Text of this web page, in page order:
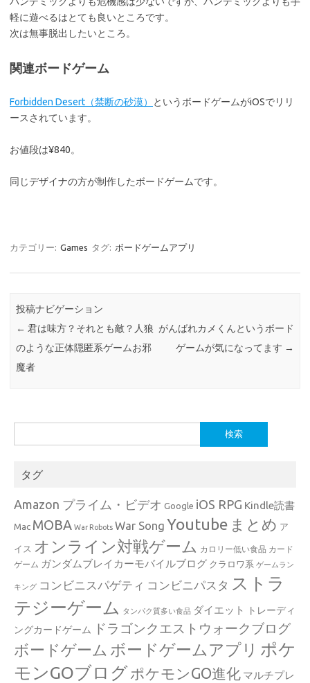
軽に遊べるはとても良いところです。
次は無事脱出したいところ。
関連ボードゲーム
Forbidden Desert（禁断の砂漠）
というボードゲームがiOSでリリ
ースされています。
お値段は¥840。
同じデザイナの方が制作したボードゲームです。
カテゴリー: Games タグ: ボードゲームアプリ
投稿ナビゲーション
← 君は味方？それとも敵？人狼
のような正体隠匿系ゲームお邪
魔者
がんばれカメくんというボード
ゲームが気になってます →
索:
タグ
Amazon プライム・ビデオ Google iOS RPG Kindle読書
Mac MOBA War Robots War Song Youtube まとめ ア
イス オンライン対戦ゲーム カロリー低い食品 カード
ゲーム ガンダムブレイカーモバイルブログ クラロワ系 ゲームラン
キング コンビニスパゲティ コンビニパスタ ストラ
テジーゲーム
タンパク質多い食品 ダイエット
トレーディ
ングカードゲーム
ドラゴンクエストウォークブログ
ボードゲーム ボードゲームアプリ ポケ
モンGOブログ ポケモンGO進化 マルチプレ